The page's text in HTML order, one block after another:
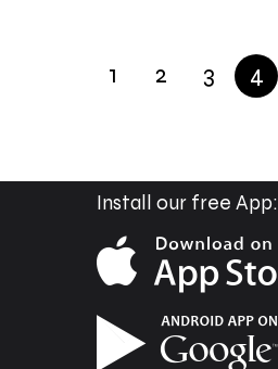
1 2 3 4
Install our free App: